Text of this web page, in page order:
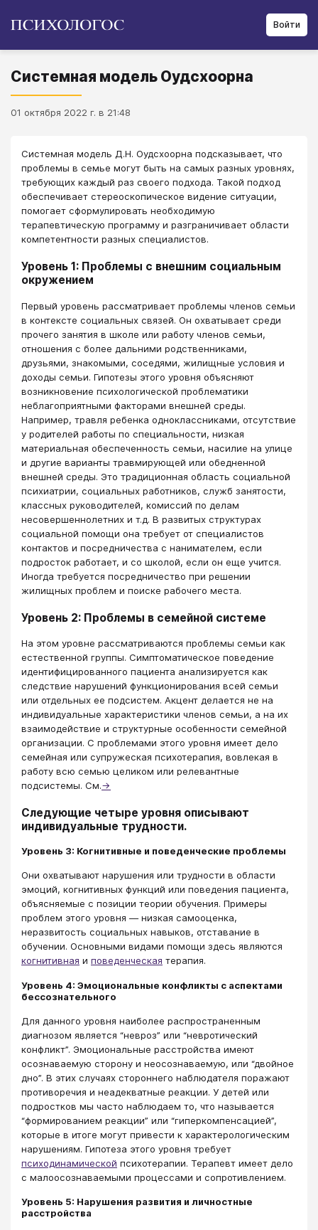
Войти
Системная модель Оудсхоорна
01 октября 2022 г. в 21:48
Системная модель Д.Н. Оудсхоорна подсказывает, что
проблемы в семье могут быть на самых разных уровнях,
требующих каждый раз своего подхода. Такой подход
обеспечивает стереоскопическое видение ситуации,
помогает сформулировать необходимую
терапевтическую программу и разграничивает области
компетентности разных специалистов.
Уровень 1: Проблемы с внешним социальным
окружением
Первый уровень рассматривает проблемы членов семьи
в контексте социальных связей. Он охватывает среди
прочего занятия в школе или работу членов семьи,
отношения с более дальними родственниками,
друзьями, знакомыми, соседями, жилищные условия и
доходы семьи. Гипотезы этого уровня объясняют
возникновение психологической проблематики
неблагоприятными факторами внешней среды.
Например, травля ребенка одноклассниками, отсутствие
у родителей работы по специальности, низкая
материальная обеспеченность семьи, насилие на улице
и другие варианты травмирующей или обедненной
внешней среды. Это традиционная область социальной
психиатрии, социальных работников, служб занятости,
классных руководителей, комиссий по делам
несовершеннолетних и т.д. В развитых структурах
социальной помощи она требует от специалистов
контактов и посредничества с нанимателем, если
подросток работает, и со школой, если он еще учится.
Иногда требуется посредничество при решении
жилищных проблем и поиске рабочего места.
Уровень 2: Проблемы в семейной системе
На этом уровне рассматриваются проблемы семьи как
естественной группы. Симптоматическое поведение
идентифицированного пациента анализируется как
следствие нарушений функционирования всей семьи
или отдельных ее подсистем. Акцент делается не на
индивидуальные характеристики членов семьи, а на их
взаимодействие и структурные особенности семейной
организации. С проблемами этого уровня имеет дело
семейная или супружеская психотерапия, вовлекая в
работу всю семью целиком или релевантные
подсистемы. См.→
Следующие четыре уровня описывают
индивидуальные трудности.
Уровень 3: Когнитивные и поведенческие проблемы
Они охватывают нарушения или трудности в области
эмоций, когнитивных функций или поведения пациента,
объясняемые с позиции теории обучения. Примеры
проблем этого уровня — низкая самооценка,
неразвитость социальных навыков, отставание в
обучении. Основными видами помощи здесь являются
когнитивная и поведенческая терапия.
Уровень 4: Эмоциональные конфликты с аспектами
бессознательного
Для данного уровня наиболее распространенным
диагнозом является “невроз” или “невротический
конфликт”. Эмоциональные расстройства имеют
осознаваемую сторону и неосознаваемую, или “двойное
дно”. В этих случаях стороннего наблюдателя поражают
противоречия и неадекватные реакции. У детей или
подростков мы часто наблюдаем то, что называется
“формированием реакции” или “гиперкомпенсацией”,
которые в итоге могут привести к характерологическим
нарушениям. Гипотеза этого уровня требует
психодинамической психотерапии. Терапевт имеет дело
с малоосознаваемыми процессами и сопротивлением.
Уровень 5: Нарушения развития и личностные
расстройства